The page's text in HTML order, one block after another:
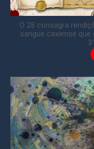
O 28 consagra
sangue caxiense